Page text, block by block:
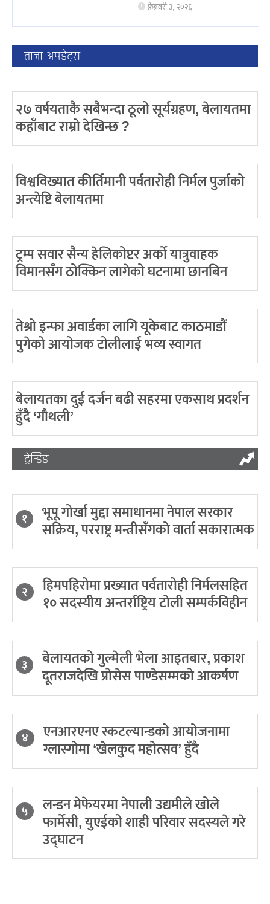
फ्रेब्रवरी ३, २०२६
ताजा अपडेट्स
२७ वर्षयताकै सबैभन्दा ठूलो सूर्यग्रहण, बेलायतमा
कहाँबाट राम्रो देखिन्छ ?
विश्वविख्यात कीर्तिमानी पर्वतारोही निर्मल पुर्जाको
अन्त्येष्टि बेलायतमा
ट्रम्प सवार सैन्य हेलिकोप्टर अर्को यात्रुवाहक
विमानसँग ठोक्किन लागेको घटनामा छानबिन
तेश्रो इन्फा अवार्डका लागि यूकेबाट काठमाडौं
पुगेको आयोजक टोलीलाई भव्य स्वागत
बेलायतका दुई दर्जन बढी सहरमा एकसाथ प्रदर्शन
हुँदै ‘गौथली’
ट्रेन्डिङ
१ भूपू गोर्खा मुद्दा समाधानमा नेपाल सरकार
सक्रिय, परराष्ट्र मन्त्रीसँगको वार्ता सकारात्मक
२ हिमपहिरोमा प्रख्यात पर्वतारोही निर्मलसहित
१० सदस्यीय अन्तर्राष्ट्रिय टोली सम्पर्कविहीन
३ बेलायतको गुल्मेली भेला आइतबार, प्रकाश
दूतराजदेखि प्रोसेस पाण्डेसम्मको आकर्षण
४ एनआरएनए स्कटल्यान्डको आयोजनामा
ग्लास्गोमा ‘खेलकुद महोत्सव’ हुँदै
५ लन्डन मेफेयरमा नेपाली उद्यमीले खोले
फार्मेसी, युएईको शाही परिवार सदस्यले गरे
उद्घाटन